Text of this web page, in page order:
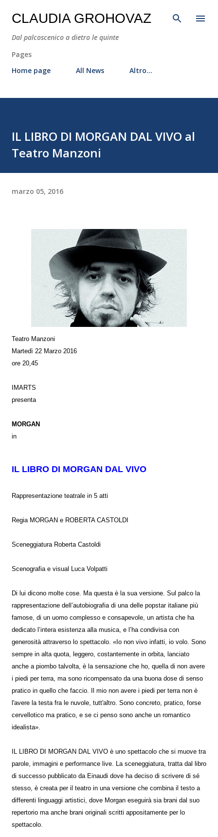
Passa ai contenuti principali
CLAUDIA GROHOVAZ
Dal palcoscenico a dietro le quinte
Pages
Home page
All News Altro…
IL LIBRO DI MORGAN DAL VIVO al
Teatro Manzoni
marzo 05, 2016
Teatro Manzoni
Martedì 22 Marzo 2016
ore 20,45
IMARTS
presenta
MORGAN
in
IL LIBRO DI MORGAN DAL VIVO
Rappresentazione teatrale in 5 atti
Regia MORGAN e ROBERTA CASTOLDI
Sceneggiatura Roberta Castoldi
Scenografia e visual Luca Volpatti
Di lui dicono molte cose. Ma questa è la sua versione. Sul palco la
rappresentazione dell’autobiografia di una delle popstar italiane più
famose, di un uomo complesso e consapevole, un artista che ha
dedicato l’intera esistenza alla musica, e l’ha condivisa con
generosità attraverso lo spettacolo. «Io non vivo infatti, io volo. Sono
sempre in alta quota, leggero, costantemente in orbita, lanciato
anche a piombo talvolta, è la sensazione che ho, quella di non avere
i piedi per terra, ma sono ricompensato da una buona dose di senso
pratico in quello che faccio. Il mio non avere i piedi per terra non è
l'avere la testa fra le nuvole, tutt'altro. Sono concreto, pratico, forse
cervellotico ma pratico, e se ci penso sono anche un romantico
idealista».
IL LIBRO DI MORGAN DAL VIVO è uno spettacolo che si muove tra
parole, immagini e performance live. La sceneggiatura, tratta dal libro
di successo pubblicato da Einaudi dove ha deciso di scrivere di sé
stesso, è creata per il teatro in una versione che combina il testo a
differenti linguaggi artistici, dove Morgan eseguirà sia brani dal suo
repertorio ma anche brani originali scritti appositamente per lo
spettacolo.